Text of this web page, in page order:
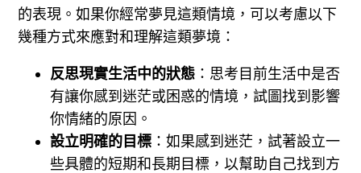
的表現。如果你經常夢見這類情境，可以考慮以下
幾種方式來應對和理解這類夢境：
反思現實生活中的狀態 ：思考目前生活中是否
有讓你感到迷茫或困惑的情境，試圖找到影響
你情緒的原因。
設立明確的目標 ：如果感到迷茫，試著設立一
些具體的短期和長期目標，以幫助自己找到方